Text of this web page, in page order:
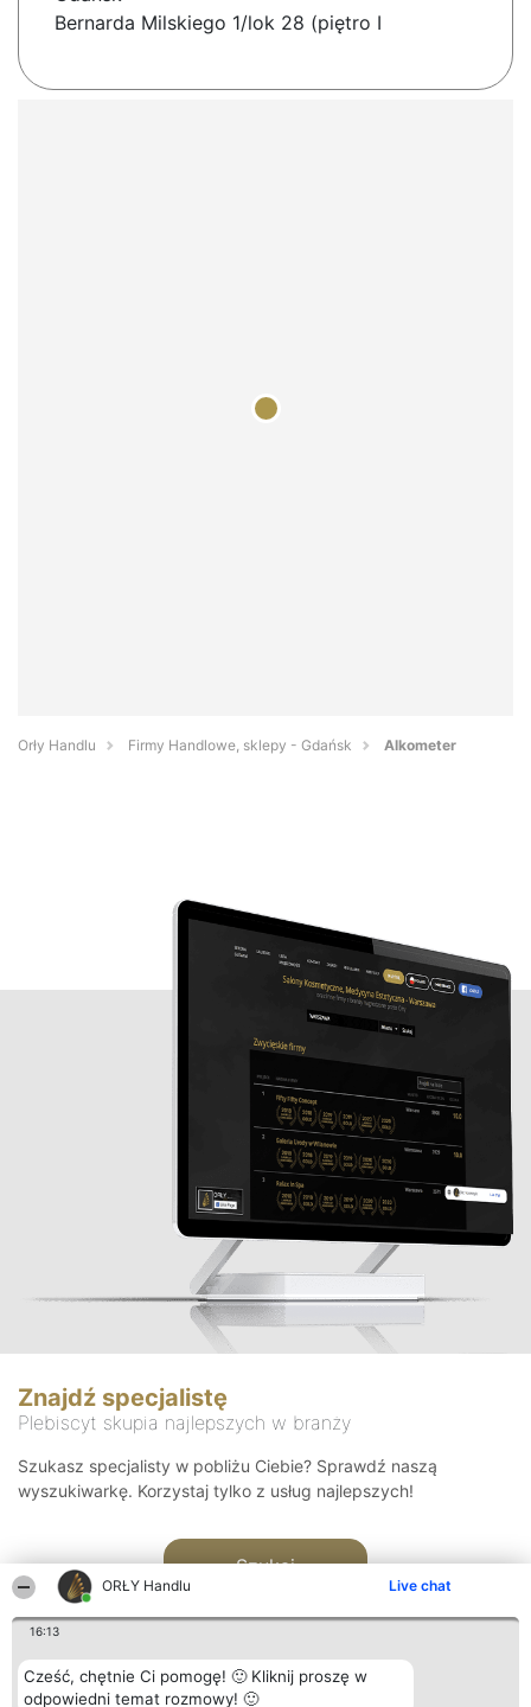
ORŁY Handlu Live chat
16:13
Cześć, chętnie Ci pomogę! 🙂 Kliknij proszę w
odpowiedni temat rozmowy! 🙂
Bernarda Milskiego 1/lok 28 (piętro I
Orły Handlu Firmy Handlowe, sklepy - Gdańsk Alkometer
Znajdź specjalistę
Plebiscyt skupia najlepszych w branży
Szukasz specjalisty w pobliżu Ciebie? Sprawdź naszą
wyszukiwarkę. Korzystaj tylko z usług najlepszych!
Szukaj